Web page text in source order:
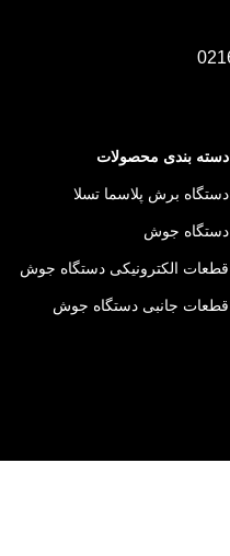
دسته بندی محصولات
دستگاه برش پلاسما تسلا
دستگاه جوش
قطعات الکترونیکی دستگاه جوش
قطعات جانبی دستگاه جوش